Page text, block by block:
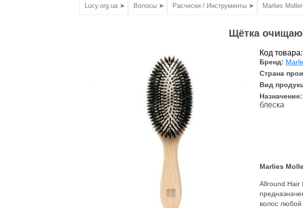
Lucy.org.ua ➤ Волосы ➤ Расчески / Инструменты ➤ Marlies
Щётка
Код
Бренд:
Страна
Вид
Назначение:
блеска
Marlies
Allround Hair
волос